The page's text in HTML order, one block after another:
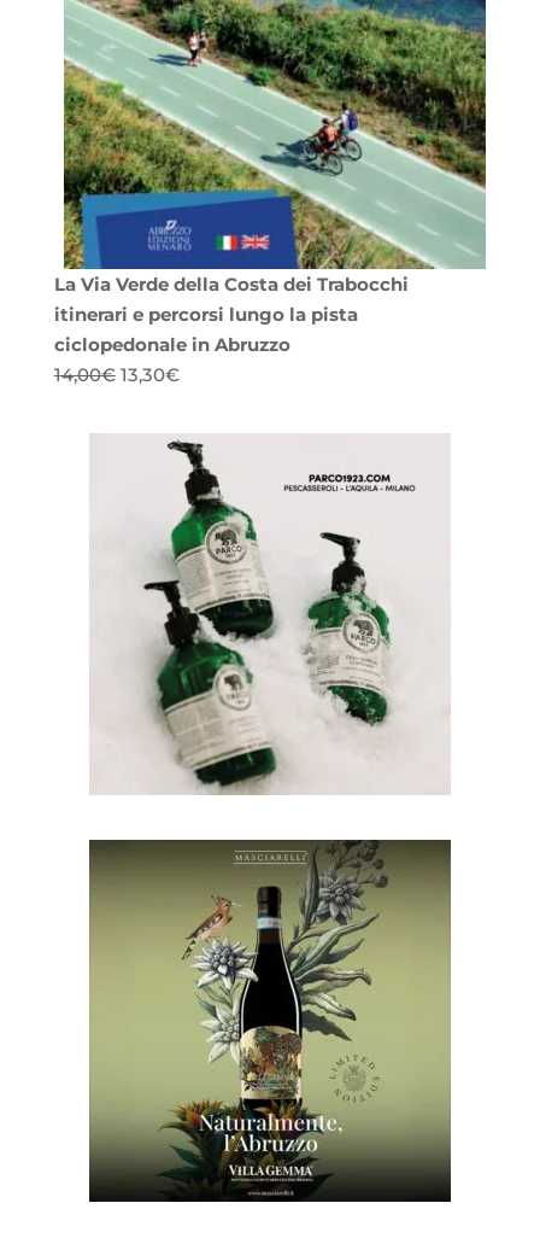
La Via Verde della Costa dei Trabocchi
itinerari e percorsi lungo la pista
ciclopedonale in Abruzzo
14,00€ Il
originale
13,30€Il
attuale
è:
13,30€.